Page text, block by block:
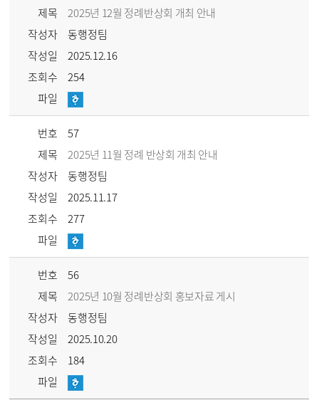
제목
2025년 12월 정례반상회 개최 안내
작성자
동행정팀
작성일
2025.12.16
조회수
254
파일
번호
57
제목
2025년 11월 정례 반상회 개최 안내
작성자
동행정팀
작성일
2025.11.17
조회수
277
파일
번호
56
제목
2025년 10월 정례반상회 홍보자료 게시
작성자
동행정팀
작성일
2025.10.20
조회수
184
파일